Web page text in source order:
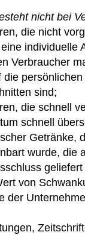
nicht bei
die nicht
individuelle
Verbraucher
sind;
die schnell
schnell
Getränke,
wurde, die
von
der